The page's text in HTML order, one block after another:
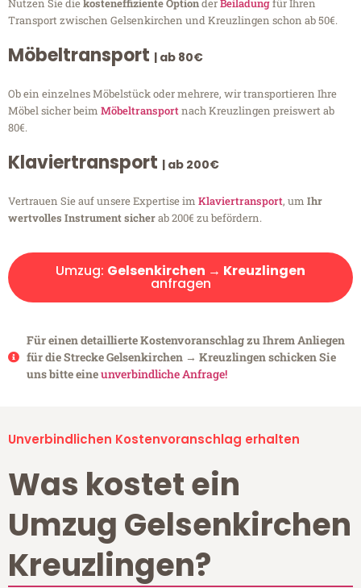
Nutzen Sie diekosteneffiziente OptionderBeiladungfür Ihren
Transport zwischen Gelsenkirchen und Kreuzlingen schon ab 50€.
Möbeltransport | ab 80€
Ob ein einzelnes Möbelstück oder mehrere, wir transportieren Ihre
Möbel sicher beim Möbeltransportnach Kreuzlingen preiswert ab
80€.
Klaviertransport | ab 200€
Vertrauen Sie auf unsere Expertise im Klaviertransport, um Ihr
wertvolles Instrument sicherab 200€ zu befördern.
Umzug: Gelsenkirchen → Kreuzlingen
anfragen
Für einen detaillierte Kostenvoranschlag zu Ihrem Anliegen
für die Strecke Gelsenkirchen → Kreuzlingen schicken Sie
uns bitte eineunverbindliche Anfrage!
Unverbindlichen Kostenvoranschlag erhalten
Was kostet ein
Umzug Gelsenkirchen
Kreuzlingen?